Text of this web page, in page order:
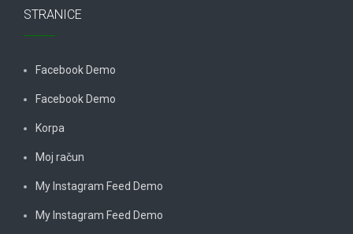
STRANICE
Facebook Demo
Facebook Demo
Korpa
Moj račun
My Instagram Feed Demo
My Instagram Feed Demo